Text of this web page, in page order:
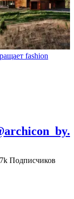
fashion
Подписчиков